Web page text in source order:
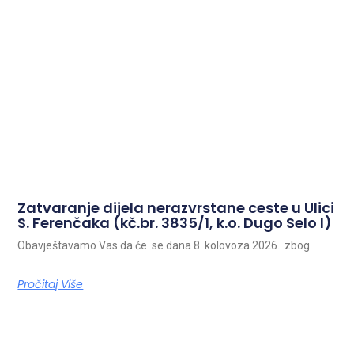
Zatvaranje dijela nerazvrstane ceste u Ulici
S. Ferenčaka (kč.br. 3835/1, k.o. Dugo Selo I)
Obavještavamo Vas da će se dana 8. kolovoza 2026. zbog
Pročitaj Više